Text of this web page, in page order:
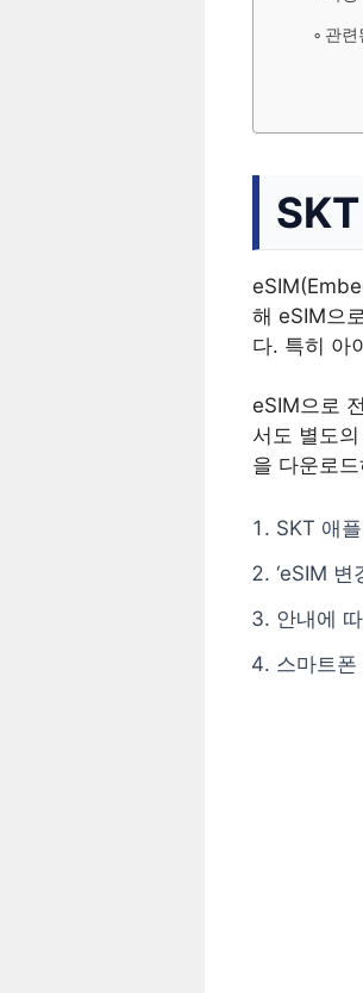
관련
해 eSIM으
다. 특히 아
eSIM으로
서도 별도
을 다운로
SKT 애
‘eSIM 변
안내에
스마트